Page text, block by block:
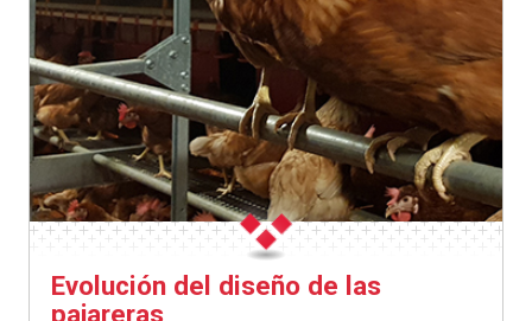
Evolución del diseño de las
pajareras